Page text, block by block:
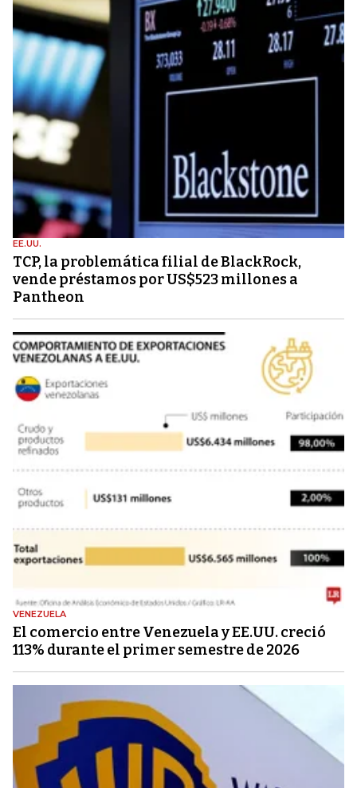
EE.UU.
TCP, la problemática filial de BlackRock,
vende préstamos por US$523 millones a
Pantheon
VENEZUELA
El comercio entre Venezuela y EE.UU. creció
113% durante el primer semestre de 2026